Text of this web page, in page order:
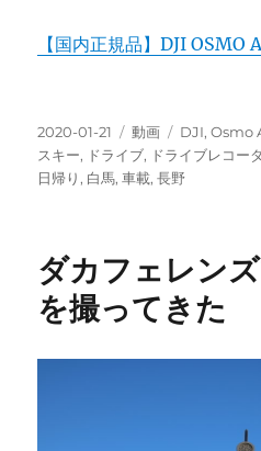
【国内正規品】DJI
投
稿
日:
2020-01-21
カ
テ
ゴ
動画
タ
グ
DJI,Osmo
スキー, ドライブ, ドライブレコー
日帰り, 白馬,車載,長野
ダカフェレン
を撮ってきた